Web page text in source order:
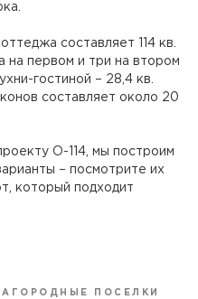
составляет 114 кв.
на первом и три на втором
гостиной – 28,4 кв.
составляет около 20
О-114, мы построим
– посмотрите их
который подходит
ПОСЕЛКИ